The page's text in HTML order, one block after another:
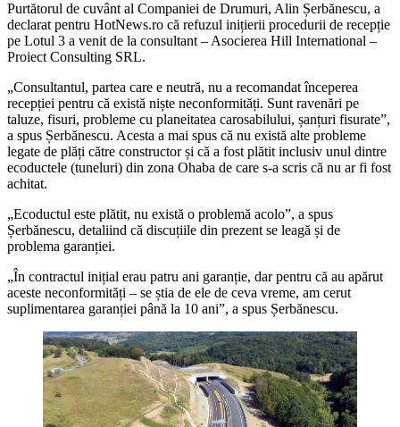
Purtătorul de cuvânt al Companiei de Drumuri, Alin Șerbănescu, a
declarat pentru HotNews.ro că refuzul inițierii procedurii de recepție
pe Lotul 3 a venit de la consultant – Asocierea Hill International –
Proiect Consulting SRL.
„Consultantul, partea care e neutră, nu a recomandat începerea
recepției pentru că există niște neconformități. Sunt ravenări pe
taluze, fisuri, probleme cu planeitatea carosabilului, șanțuri fisurate”,
a spus Șerbănescu. Acesta a mai spus că nu există alte probleme
legate de plăți către constructor și că a fost plătit inclusiv unul dintre
ecoductele (tuneluri) din zona Ohaba de care s-a scris că nu ar fi fost
achitat.
„Ecoductul este plătit, nu există o problemă acolo”, a spus
Șerbănescu, detaliind că discuțiile din prezent se leagă și de
problema garanției.
„În contractul inițial erau patru ani garanție, dar pentru că au apărut
aceste neconformități – se știa de ele de ceva vreme, am cerut
suplimentarea garanției până la 10 ani”, a spus Șerbănescu.